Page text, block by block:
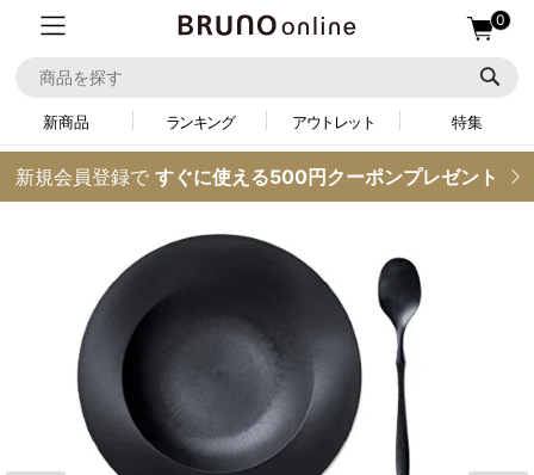
0
新商品 ランキング アウトレット 特集
新規会員登録で すぐに使える500円クーポンプレゼント